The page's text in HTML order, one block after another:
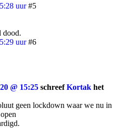
uur #5
dood.
uur #6
@ 15:25 schreefKortak het
geen lockdown waar we nu in